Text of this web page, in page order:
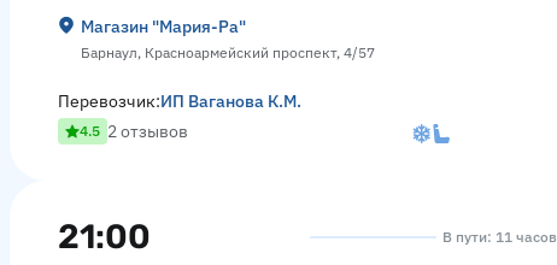
Магазин "Мария-Ра"
Барнаул, Красноармейский проспект, 4/57
Перевозчик:ИП Ваганова К.М.
4.5 2 отзывов
21:00 В пути: 11 часов